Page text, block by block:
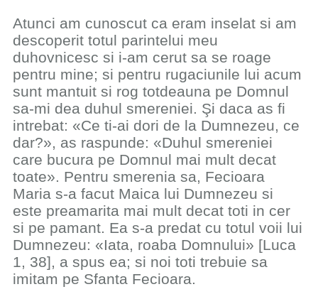
Atunci am cunoscut ca eram inselat si am
descoperit totul parintelui meu
duhovnicesc si i-am cerut sa se roage
pentru mine; si pentru rugaciunile lui acum
sunt mantuit si rog totdeauna pe Domnul
sa-mi dea duhul smereniei. Şi daca as fi
intrebat: «Ce ti-ai dori de la Dumnezeu, ce
dar?», as raspunde: «Duhul smereniei
care bucura pe Domnul mai mult decat
toate». Pentru smerenia sa, Fecioara
Maria s-a facut Maica lui Dumnezeu si
este preamarita mai mult decat toti in cer
si pe pamant. Ea s-a predat cu totul voii lui
Dumnezeu: «Iata, roaba Domnului» [Luca
1, 38], a spus ea; si noi toti trebuie sa
imitam pe Sfanta Fecioara.